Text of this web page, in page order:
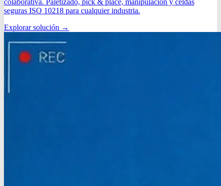
seguras ISO 10218 para cualquier industria.
Explorar solución →